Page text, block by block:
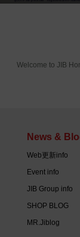
Welcome to JIB
News &
Web更新info
Event info
JIB Group info
SHOP BLOG
MR.Jiblog